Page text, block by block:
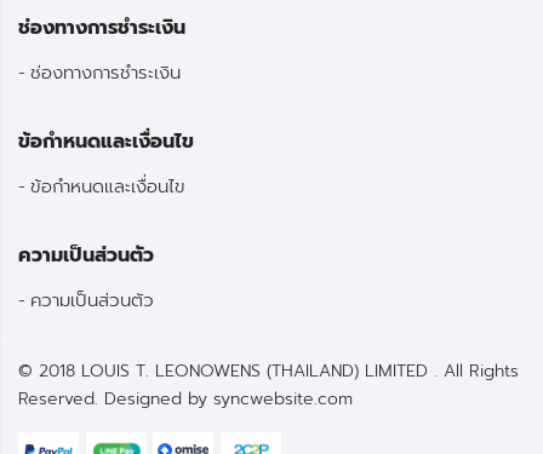
ช่องทางการชำระเงิน
ช่องทางการชำระเงิน
ข้อกำหนดและเงื่อนไข
ข้อกำหนดและเงื่อนไข
ความเป็นส่วนตัว
ความเป็นส่วนตัว
© 2018 LOUIS T. LEONOWENS (THAILAND) LIMITED . All Rights
Reserved. Designed by syncwebsite.com